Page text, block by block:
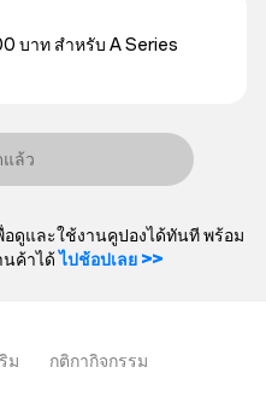
บาท สำหรับ A Series
ล้ว
อดูและใช้งานคูปองได้ทันที พร้อม
นค้าได้ไปช้อปเลย >>
ม กติกากิจกรรม